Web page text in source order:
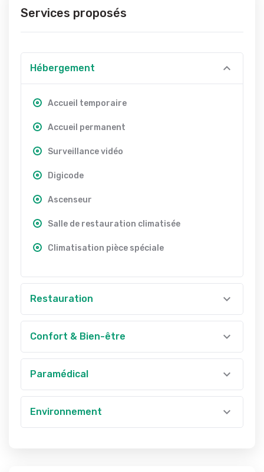
Services proposés
Hébergement
Accueil temporaire
Accueil permanent
Surveillance vidéo
Digicode
Ascenseur
Salle de restauration climatisée
Climatisation pièce spéciale
Restauration
Confort & Bien-être
Paramédical
Environnement